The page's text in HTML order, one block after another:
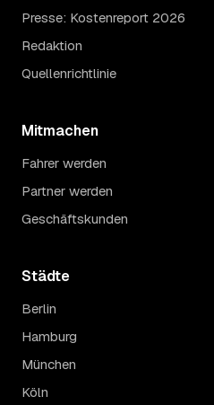
Presse: Kostenreport 2026
Redaktion
Quellenrichtlinie
Mitmachen
Fahrer werden
Partner werden
Geschäftskunden
Städte
Berlin
Hamburg
München
Köln